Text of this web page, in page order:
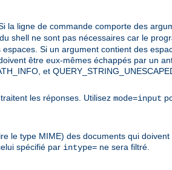
la ligne de commande comporte des
shell ne sont pas nécessaires car le
Si un argument contient des
être eux-mêmes échappés par un
et
les réponses. Utilisez mode=input
le type MIME) des documents qui
spécifié par intype= ne sera filtré.